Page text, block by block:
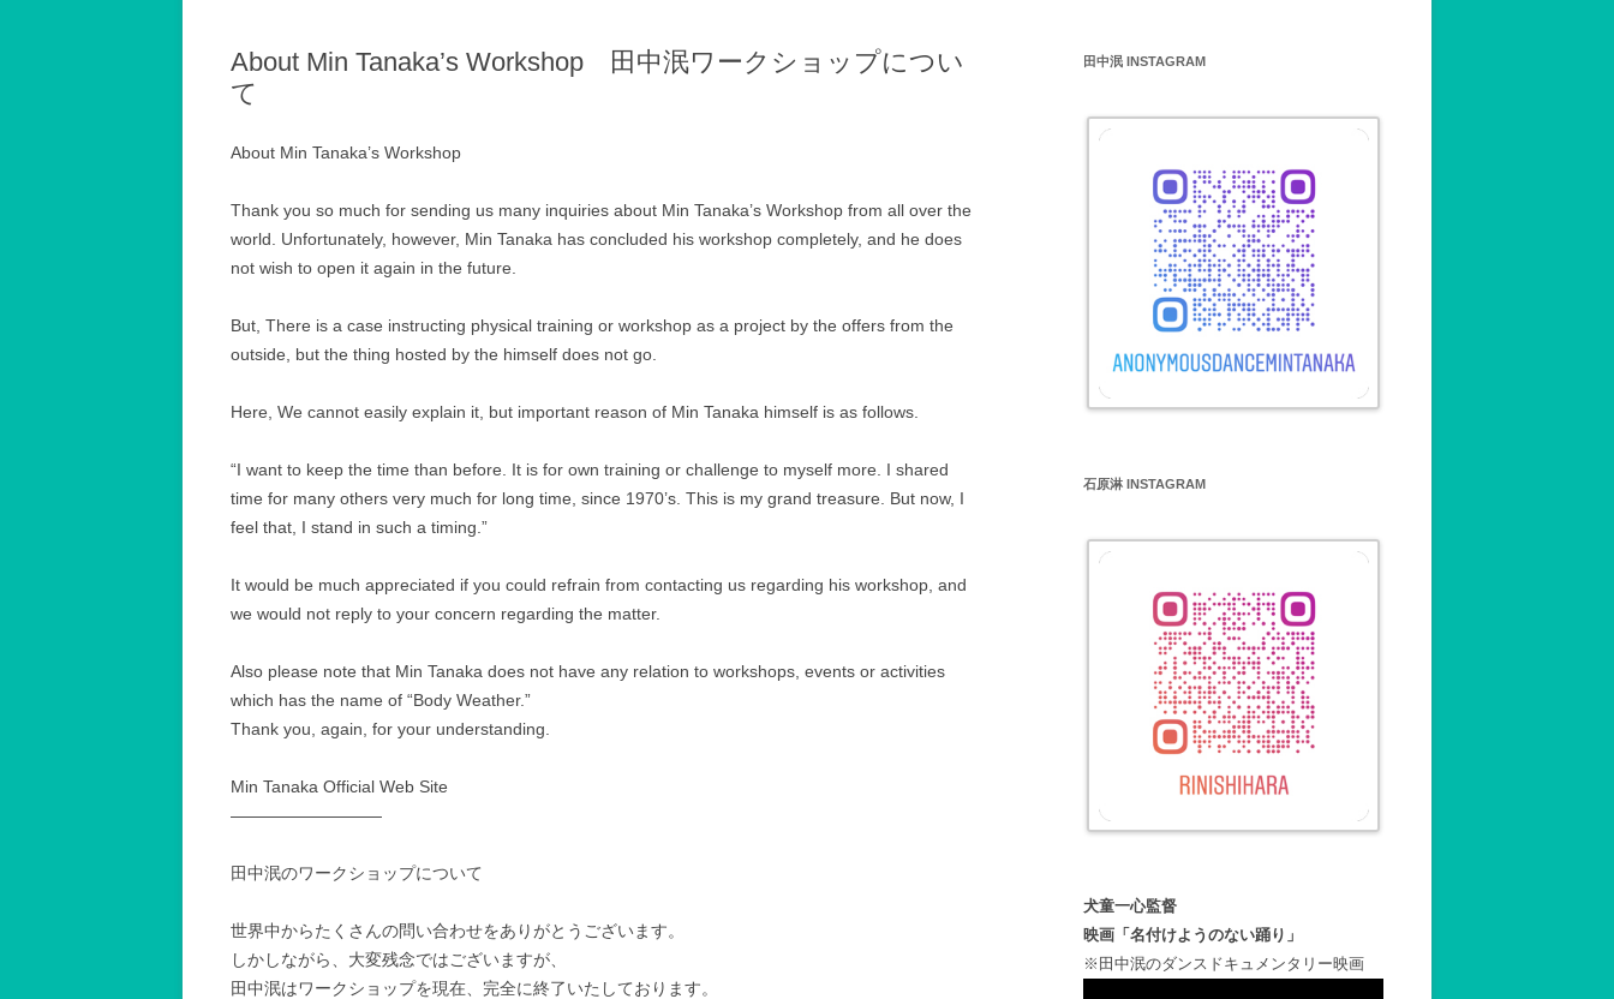
田中泯｜生きることからダンスは生
石井達朗｜手紙
RESOURCE” MIN TANAKA
木幡和枝｜土方巽著 『病める舞姫』
木幡和枝｜ 批評「デレク・ベイリー
と田中泯」
博報堂 雑誌「広報」2012.9
INTERVIEW BY LUIZ FELIPE REIS
ー！」
生き物本来の居方を取り戻す。舞踊
About Min Tanaka’s Workshop 田中泯ワークショップについ
て
About Min Tanaka’s Workshop
Thank you so much for sending us many inquiries about Min Tanaka’s Workshop from all over the
world. Unfortunately, however, Min Tanaka has concluded his workshop completely, and he does
not wish to open it again in the future.
But, There is a case instructing physical training or workshop as a project by the offers from the
outside, but the thing hosted by the himself does not go.
Here, We cannot easily explain it, but important reason of Min Tanaka himself is as follows.
“I want to keep the time than before. It is for own training or challenge to myself more. I shared
time for many others very much for long time, since 1970’s. This is my grand treasure. But now, I
feel that, I stand in such a timing.”
It would be much appreciated if you could refrain from contacting us regarding his workshop, and
we would not reply to your concern regarding the matter.
Also please note that Min Tanaka does not have any relation to workshops, events or activities
which has the name of “Body Weather.”
Thank you, again, for your understanding.
Min Tanaka Official Web Site
—————————
田中泯のワークショップについて
世界中からたくさんの問い合わせをありがとうございます。
しかしながら、大変残念ではございますが、
田中泯はワークショップを現在、完全に終了いたしております。
田中泯 INSTAGRAM
石原淋 INSTAGRAM
犬童一心監督
映画「名付けようのない踊り」
※田中泯のダンスドキュメンタリー映画